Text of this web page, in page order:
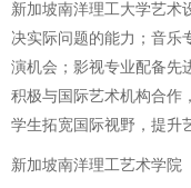
新加坡南洋理工大学艺术
决实际问题的能力；音乐
演机会；影视专业配备先
积极与国际艺术机构合作
学生拓宽国际视野，提升
新加坡南洋理工艺术学院